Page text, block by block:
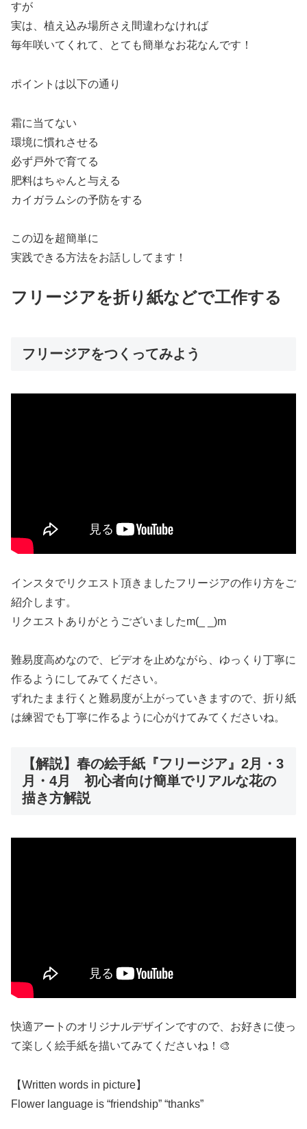
すが
実は、植え込み場所さえ間違わなければ
毎年咲いてくれて、とても簡単なお花なんです！
ポイントは以下の通り
霜に当てない
環境に慣れさせる
必ず戸外で育てる
肥料はちゃんと与える
カイガラムシの予防をする
この辺を超簡単に
実践できる方法をお話ししてます！
フリージアを折り紙などで工作する
フリージアをつくってみよう
インスタでリクエスト頂きましたフリージアの作り方をご
紹介します。
リクエストありがとうございましたm(_ _)m
難易度高めなので、ビデオを止めながら、ゆっくり丁寧に
作るようにしてみてください。
ずれたまま行くと難易度が上がっていきますので、折り紙
は練習でも丁寧に作るように心がけてみてくださいね。
【解説】春の絵手紙『フリージア』2月・3
月・4月 初心者向け簡単でリアルな花の
描き方解説
快適アートのオリジナルデザインですので、お好きに使っ
て楽しく絵手紙を描いてみてくださいね！🎨
【Written words in picture】
Flower language is “friendship” “thanks”